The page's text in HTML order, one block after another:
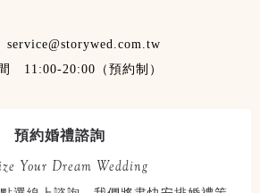
11:00-20:00（預約制）
預約婚禮諮詢
Your Dream Wedding